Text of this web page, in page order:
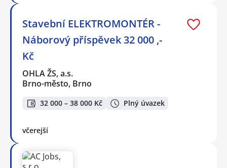
Stavební ELEKTROMONTÉR -
Náborový příspěvek 32 000 ,-
Kč
OHLA ŽS, a.s.
Brno-město, Brno
32 000 – 38 000 Kč Plný úvazek
včerejší